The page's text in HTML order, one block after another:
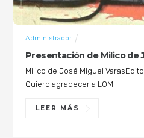
Presentación de Milico de
Administrador
Milico de José Miguel
Quiero agradecer a LOM
LEER MÁS